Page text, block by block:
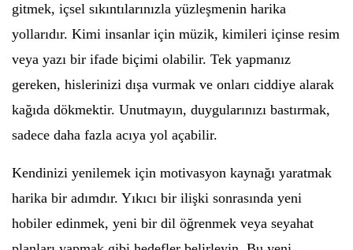
gitmek, içsel sıkıntılarınızla yüzleşmenin harika
yollarıdır. Kimi insanlar için müzik, kimileri içinse resim
veya yazı bir ifade biçimi olabilir. Tek yapmanız
gereken, hislerinizi dışa vurmak ve onları ciddiye alarak
kağıda dökmektir. Unutmayın, duygularınızı bastırmak,
sadece daha fazla acıya yol açabilir.
Kendinizi yenilemek için motivasyon kaynağı yaratmak
harika bir adımdır. Yıkıcı bir ilişki sonrasında yeni
hobiler edinmek, yeni bir dil öğrenmek veya seyahat